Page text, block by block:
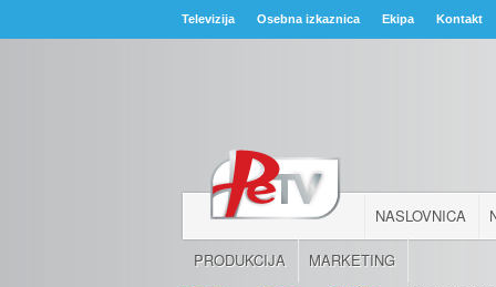
Televizija Osebna izkaznica Ekipa Kontakt
NASLOVNICA
PRODUKCIJA MARKETING